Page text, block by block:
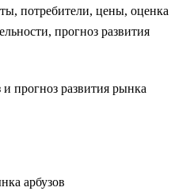
потребители, цены, оценка
прогноз развития
и прогноз развития рынка
арбузов